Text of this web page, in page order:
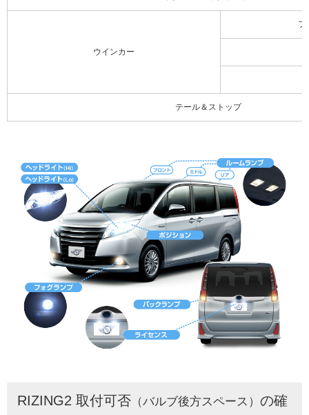
ウインカー
フ
テール＆ストップ
RIZING2 取付可否 （バルブ後方スペース） の確